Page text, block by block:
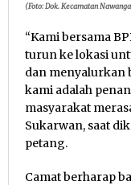
(Foto: Dok. Kecamatan
“Kami bersama
turun ke lokasi
dan menyalurkan
kami adalah
masyarakat
Sukarwan, saat
petang.
Camat berharap